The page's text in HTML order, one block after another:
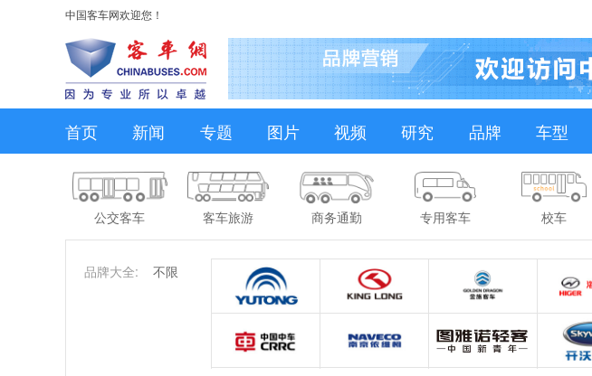
中国客车网欢迎您！
首页 新闻 专题 图片 视频 研究 品牌 车型
公交客车 客车旅游 商务通勤 专用客车 校车
品牌大全: 不限